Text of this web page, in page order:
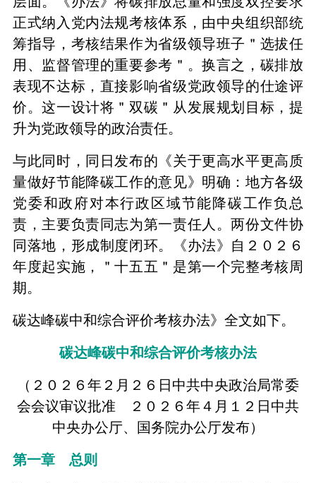
正式纳入党内法规考核体系，由中央组织部统
筹指导，考核结果作为省级领导班子＂选拔任
用、监督管理的重要参考＂。换言之，碳排放
表现不达标，直接影响省级党政领导的仕途评
价。这一设计将＂双碳＂从发展规划目标，提
升为党政领导的政治责任。
与此同时，同日发布的《关于更高水平更高质
量做好节能降碳工作的意见》明确：地方各级
党委和政府对本行政区域节能降碳工作负总
责，主要负责同志为第一责任人。两份文件协
同落地，形成制度闭环。《办法》自２０２６
年度起实施，＂十五五＂是第一个完整考核周
期。
碳达峰碳中和综合评价考核办法》全文如下。
碳达峰碳中和综合评价考核办法
（２０２６年２月２６日中共中央政治局常委
会会议审议批准 ２０２６年４月１２日中共
中央办公厅、国务院办公厅发布）
第一章 总则